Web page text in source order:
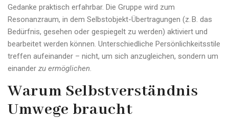
Gedanke praktisch erfahrbar. Die Gruppe wird zum
Resonanzraum, in dem Selbstobjekt-Übertragungen (z. B. das
Bedürfnis, gesehen oder gespiegelt zu werden) aktiviert und
bearbeitet werden können. Unterschiedliche Persönlichkeitsstile
treffen aufeinander – nicht, um sich anzugleichen, sondern um
einander zu ermöglichen.
Warum Selbstverständnis
Umwege braucht